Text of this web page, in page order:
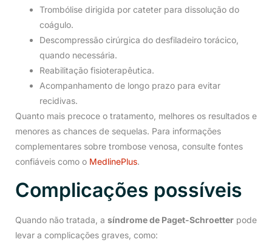
Trombólise dirigida por cateter para dissolução do
coágulo.
Descompressão cirúrgica do desfiladeiro torácico,
quando necessária.
Reabilitação fisioterapêutica.
Acompanhamento de longo prazo para evitar
recidivas.
Quanto mais precoce o tratamento, melhores os resultados e
menores as chances de sequelas. Para informações
complementares sobre trombose venosa, consulte fontes
confiáveis como o MedlinePlus.
Complicações possíveis
Quando não tratada, a síndrome de Paget-Schroetter pode
levar a complicações graves, como: